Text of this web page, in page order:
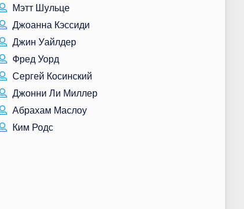
Мэтт Шульце
Джоанна Кэссиди
Джин Уайлдер
Фред Уорд
Сергей Косинский
Джонни Ли Миллер
Абрахам Маслоу
Ким Родс